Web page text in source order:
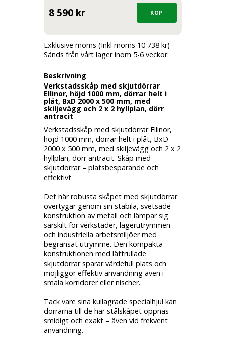
8 590 kr
Exklusive moms (Inkl moms 10 738 kr)
Sänds från vårt lager inom 5-6 veckor
Beskrivning
Verkstadsskåp med skjutdörrar
Ellinor, höjd 1000 mm, dörrar helt i
plåt, BxD 2000 x 500 mm, med
skiljevägg och 2 x 2 hyllplan, dörr
antracit
Verkstadsskåp med skjutdörrar Ellinor,
höjd 1000 mm, dörrar helt i plåt, BxD
2000 x 500 mm, med skiljevägg och 2 x 2
hyllplan, dörr antracit. Skåp med
skjutdörrar – platsbesparande och
effektivt
Det här robusta skåpet med skjutdörrar
övertygar genom sin stabila, svetsade
konstruktion av metall och lämpar sig
särskilt för verkstäder, lagerutrymmen
och industriella arbetsmiljöer med
begränsat utrymme. Den kompakta
konstruktionen med lättrullade
skjutdörrar sparar värdefull plats och
möjliggör effektiv användning även i
smala korridorer eller nischer.
Tack vare sina kullagrade specialhjul kan
dörrarna till de här stålskåpet öppnas
smidigt och exakt – även vid frekvent
användning.